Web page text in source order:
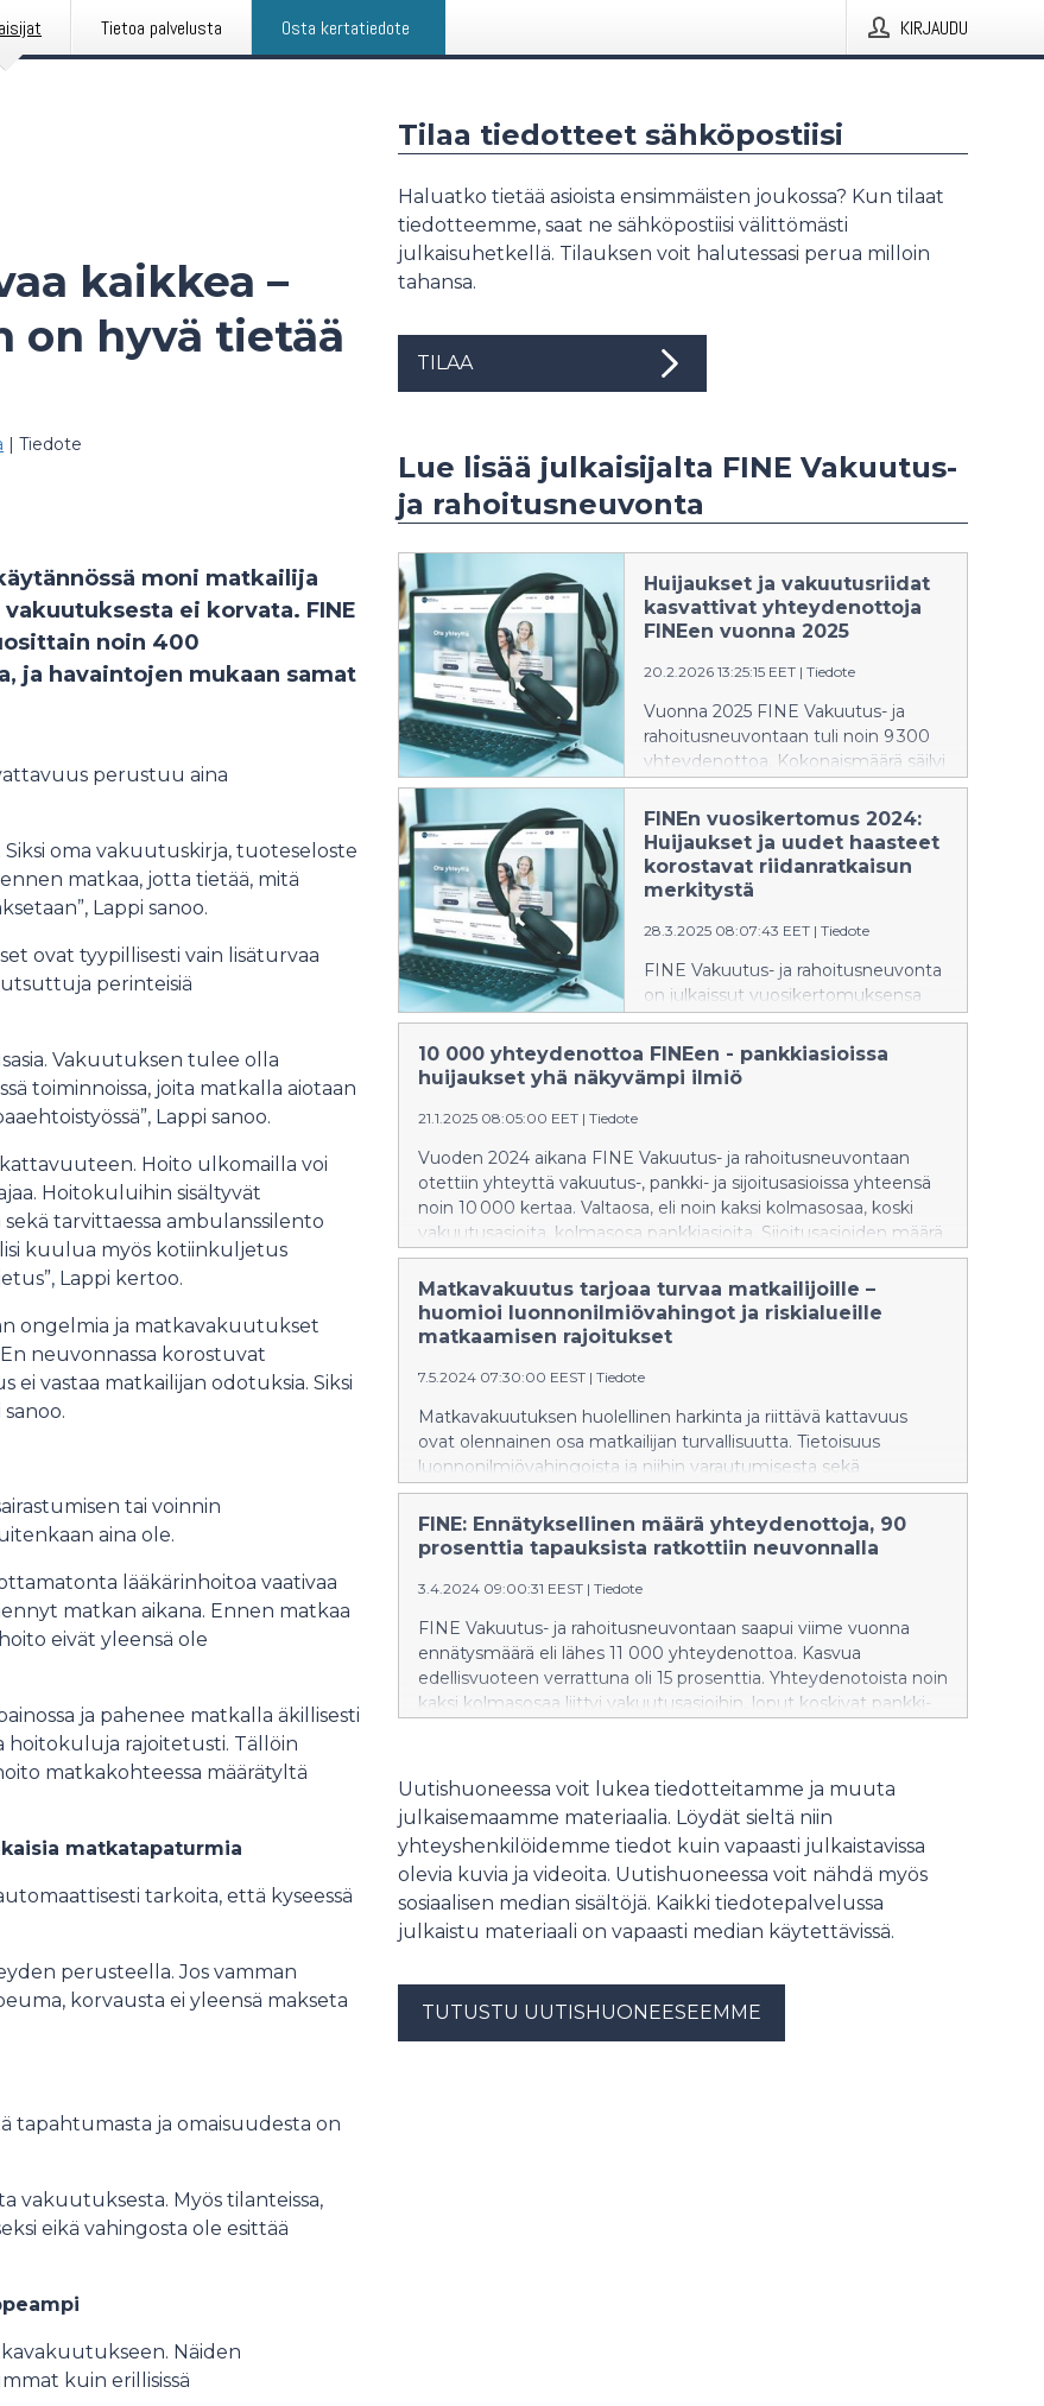
Tietoa palvelusta Osta kertatiedote KIRJAUDU
kaikkea –
on hyvä tietää
| Tiedote
moni matkailija
ei korvata. FINE
noin 400
ja havaintojen mukaan samat
perustuu aina
oma vakuutuskirja, tuoteseloste
matkaa, jotta tietää, mitä
Lappi sanoo.
ovat tyypillisesti vain lisäturvaa
perinteisiä
Vakuutuksen tulee olla
toiminnoissa, joita matkalla aiotaan
Lappi sanoo.
Hoito ulkomailla voi
Hoitokuluihin sisältyvät
tarvittaessa ambulanssilento
kuulua myös kotiinkuljetus
Lappi kertoo.
ongelmia ja matkavakuutukset
neuvonnassa korostuvat
vastaa matkailijan odotuksia. Siksi
tai voinnin
aina ole.
lääkärinhoitoa vaativaa
matkan aikana. Ennen matkaa
eivät yleensä ole
ja pahenee matkalla äkillisesti
hoitokuluja rajoitetusti. Tällöin
matkakohteessa määrätyltä
matkatapaturmia
tarkoita, että kyseessä
perusteella. Jos vamman
korvausta ei yleensä makseta
tapahtumasta ja omaisuudesta on
vakuutuksesta. Myös tilanteissa,
eikä vahingosta ole esittää
Näiden
kuin erillisissä
Tilaa tiedotteet sähköpostiisi
Haluatko tietää asioista ensimmäisten joukossa? Kun tilaat
tiedotteemme, saat ne sähköpostiisi välittömästi
julkaisuhetkellä. Tilauksen voit halutessasi perua milloin
tahansa.
TILAA
Lue lisää julkaisijalta FINE Vakuutus-
ja rahoitusneuvonta
Huijaukset ja vakuutusriidat
kasvattivat yhteydenottoja
FINEen vuonna 2025
20.2.2026 13:25:15 EET | Tiedote
Vuonna 2025 FINE Vakuutus- ja
rahoitusneuvontaan tuli noin 9 300
yhteydenottoa. Kokonaismäärä säilyi
korkeana, mutta tapausten luonne
muuttui aiempaa vaativammaksi.
Yleisluontoisten kysymysten määrä
väheni samalla, kun monimutkaisten
ongelmatilanteiden ja riita-asioiden
FINEn vuosikertomus 2024:
Huijaukset ja uudet haasteet
korostavat riidanratkaisun
merkitystä
28.3.2025 08:07:43 EET | Tiedote
FINE Vakuutus- ja rahoitusneuvonta
on julkaissut vuosikertomuksensa
2024. Kuluneen vuoden aikana
FINEn toimintaan vaikuttivat
etenkin lisääntyneet
pankkihuijaustapaukset sekä
pankki- ja sijoitusasioissa.
Yhteydenottoja tuli kaikkiaan noin
10 000, joista yli kolmasosa koski
pankkiasioita, vakuutusasioiden
suurimpana ryhmänä.
10 000 yhteydenottoa FINEen - pankkiasioissa
huijaukset yhä näkyvämpi ilmiö
21.1.2025 08:05:00 EET | Tiedote
Vuoden 2024 aikana FINE Vakuutus- ja rahoitusneuvontaan
otettiin yhteyttä vakuutus-, pankki- ja sijoitusasioissa yhteensä
noin 10 000 kertaa. Valtaosa, eli noin kaksi kolmasosaa, koski
vakuutusasioita, kolmasosa pankkiasioita. Sijoitusasioiden määrä
pysyi edelleen melko pienenä. Asioista yhdeksän kymmenestä
ratkeaa neuvonnan keinoin, ja noin joka kymmenes ratkaistaan
asiakkaan ja palveluntarjoajan välisenä riita-asiana, josta FINE
antaa ratkaisusuosituksen.
Matkavakuutus tarjoaa turvaa matkailijoille –
huomioi luonnonilmiövahingot ja riskialueille
matkaamisen rajoitukset
7.5.2024 07:30:00 EEST | Tiedote
Matkavakuutuksen huolellinen harkinta ja riittävä kattavuus
ovat olennainen osa matkailijan turvallisuutta. Tietoisuus
luonnonilmiövahingoista ja niihin varautumisesta sekä
riskialueille matkustamisen rajoituksista auttaa matkailijoita
tekemään turvallisia valintoja ja varautumaan mahdollisiin
haasteisiin matkansa aikana. Laadimme muistilistan matkailijan
FINE: Ennätyksellinen määrä yhteydenottoja, 90
prosenttia tapauksista ratkottiin neuvonnalla
3.4.2024 09:00:31 EEST | Tiedote
FINE Vakuutus- ja rahoitusneuvontaan saapui viime vuonna
ennätysmäärä eli lähes 11 000 yhteydenottoa. Kasvua
edellisvuoteen verrattuna oli 15 prosenttia. Yhteydenotoista noin
kaksi kolmasosaa liittyi vakuutusasioihin, loput koskivat pankki-
Uutishuoneessa voit lukea tiedotteitamme ja muuta
julkaisemaamme materiaalia. Löydät sieltä niin
yhteyshenkilöidemme tiedot kuin vapaasti julkaistavissa
olevia kuvia ja videoita. Uutishuoneessa voit nähdä myös
sosiaalisen median sisältöjä. Kaikki tiedotepalvelussa
julkaistu materiaali on vapaasti median käytettävissä.
TUTUSTU UUTISHUONEESEEMME